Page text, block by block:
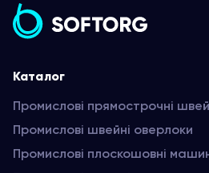
Каталог
Промислові прямострочні
Промислові швейні оверлоки
Промислові плоскошовні